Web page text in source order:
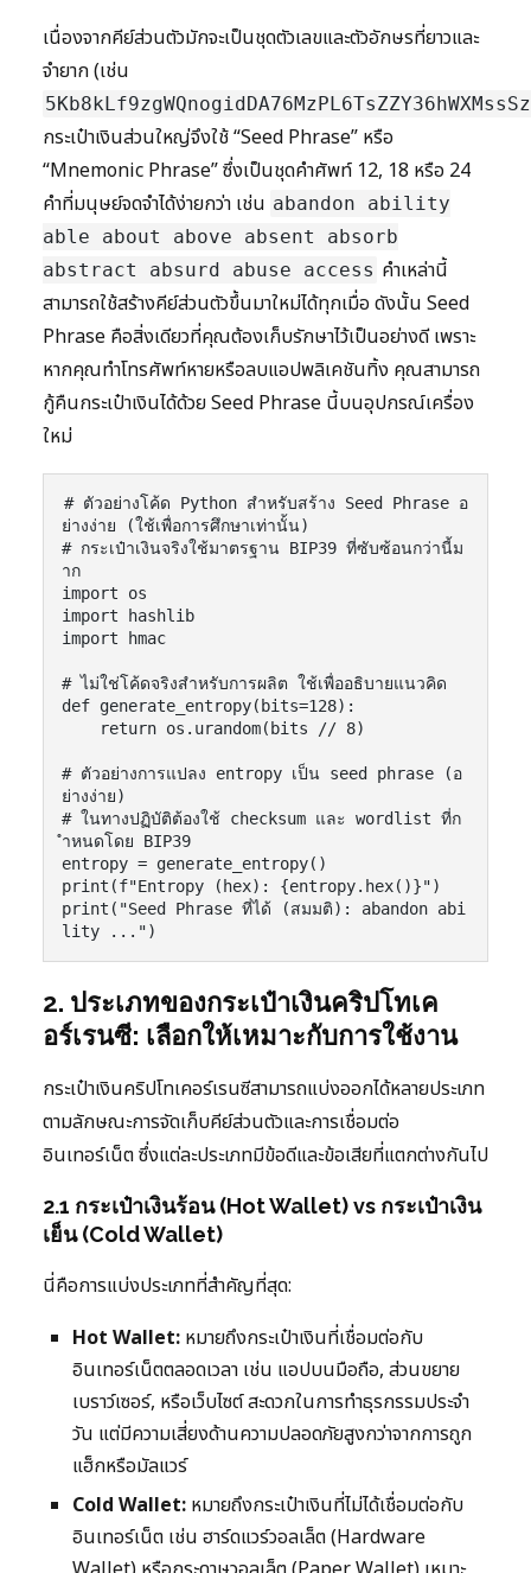
เนื่องจากคีย์ส่วนตัวมักจะเป็นชุดตัวเลขและตัวอักษรที่ยาวและ
จำยาก (เช่น
กระเป๋าเงินส่วนใหญ่จึงใช้ “Seed Phrase” หรือ
“Mnemonic Phrase” ซึ่งเป็นชุดคำศัพท์ 12, 18 หรือ 24
คำที่มนุษย์จดจำได้ง่ายกว่า เช่น abandon ability
able about above absent absorb
abstract absurd abuse access คำเหล่านี้
สามารถใช้สร้างคีย์ส่วนตัวขึ้นมาใหม่ได้ทุกเมื่อ ดังนั้น Seed
Phrase คือสิ่งเดียวที่คุณต้องเก็บรักษาไว้เป็นอย่างดี เพราะ
หากคุณทำโทรศัพท์หายหรือลบแอปพลิเคชันทิ้ง คุณสามารถ
กู้คืนกระเป๋าเงินได้ด้วย Seed Phrase นี้บนอุปกรณ์เครื่อง
ใหม่
# ตัวอย่างโค้ด Python สำหรับสร้าง Seed Phrase อ
ย่างง่าย (ใช้เพื่อการศึกษาเท่านั้น)
# กระเป๋าเงินจริงใช้มาตรฐาน BIP39 ที่ซับซ้อนกว่านี้ม
าก
import os
import hashlib
import hmac
# ไม่ใช่โค้ดจริงสำหรับการผลิต ใช้เพื่ออธิบายแนวคิด
def generate_entropy(bits=128):
# ตัวอย่างการแปลง entropy เป็น seed phrase (อ
ย่างง่าย)
# ในทางปฏิบัติต้องใช้ checksum และ wordlist ที่ก
ำหนดโดย BIP39
entropy = generate_entropy()
print(f"Entropy (hex): {entropy.hex()}")
print("Seed Phrase ที่ได้ (สมมติ): abandon abi
2. ประเภทของกระเป๋าเงินคริปโทเค
อร์เรนซี: เลือกให้เหมาะกับการใช้งาน
กระเป๋าเงินคริปโทเคอร์เรนซีสามารถแบ่งออกได้หลายประเภท
ตามลักษณะการจัดเก็บคีย์ส่วนตัวและการเชื่อมต่อ
อินเทอร์เน็ต ซึ่งแต่ละประเภทมีข้อดีและข้อเสียที่แตกต่างกันไป
2.1 กระเป๋าเงินร้อน (Hot Wallet) vs กระเป๋าเงิน
เย็น (Cold Wallet)
นี่คือการแบ่งประเภทที่สำคัญที่สุด:
Hot Wallet: หมายถึงกระเป๋าเงินที่เชื่อมต่อกับ
อินเทอร์เน็ตตลอดเวลา เช่น แอปบนมือถือ, ส่วนขยาย
เบราว์เซอร์, หรือเว็บไซต์ สะดวกในการทำธุรกรรมประจำ
วัน แต่มีความเสี่ยงด้านความปลอดภัยสูงกว่าจากการถูก
แฮ็กหรือมัลแวร์
Cold Wallet: หมายถึงกระเป๋าเงินที่ไม่ได้เชื่อมต่อกับ
อินเทอร์เน็ต เช่น ฮาร์ดแวร์วอลเล็ต (Hardware